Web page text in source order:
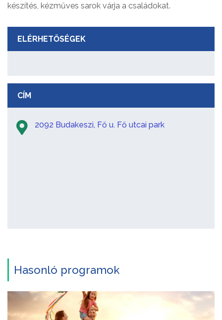
készítés, kézműves sarok várja a családokat.
ELÉRHETŐSÉGEK
CÍM
2092 Budakeszi, Fő u. Fő utcai park
Hasonló programok